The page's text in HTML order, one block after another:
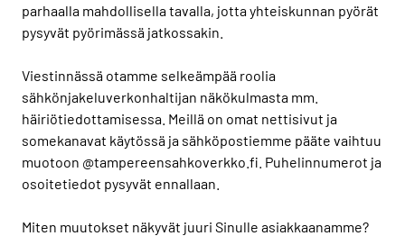
parhaalla mahdollisella tavalla, jotta yhteiskunnan pyörät
pysyvät pyörimässä jatkossakin.
Viestinnässä otamme selkeämpää roolia
sähkönjakeluverkonhaltijan näkökulmasta mm.
häiriötiedottamisessa. Meillä on omat nettisivut ja
somekanavat käytössä ja sähköpostiemme pääte vaihtuu
muotoon @tampereensahkoverkko.fi. Puhelinnumerot ja
osoitetiedot pysyvät ennallaan.
Miten muutokset näkyvät juuri Sinulle asiakkaanamme?